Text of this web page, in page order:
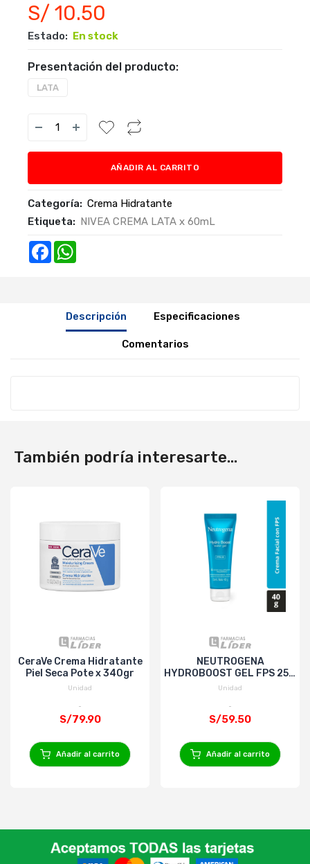
S/ 10.50
Estado: En stock
Presentación del producto:
LATA
AÑADIR AL CARRITO
Categoría: Crema Hidratante
Etiqueta: NIVEA CREMA LATA x 60mL
Facebook
Descripción Especificaciones
Comentarios
También podría interesarte...
CeraVe Crema Hidratante
Piel Seca Pote x 340gr
Unidad
S/79.90
Añadir al carrito
NEUTROGENA
HYDROBOOST GEL FPS 25 x
40 gr
Unidad
S/59.50
Añadir al carrito